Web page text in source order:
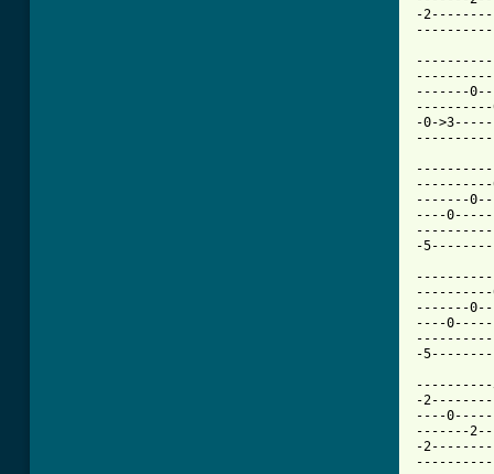
-
-------
-0-
-------
----
-
-------
----
-
-
----
-------
-